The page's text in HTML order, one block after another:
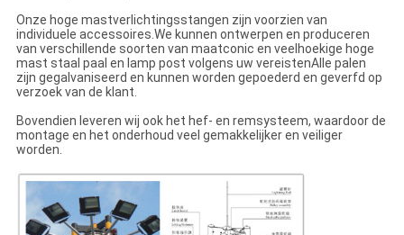
Onze hoge mastverlichtingsstangen zijn voorzien van
individuele accessoires.We kunnen ontwerpen en produceren
van verschillende soorten van maatconic en veelhoekige hoge
mast staal paal en lamp post volgens uw vereistenAlle palen
zijn gegalvaniseerd en kunnen worden gepoederd en geverfd op
verzoek van de klant.
Bovendien leveren wij ook het hef- en remsysteem, waardoor de
montage en het onderhoud veel gemakkelijker en veiliger
worden.